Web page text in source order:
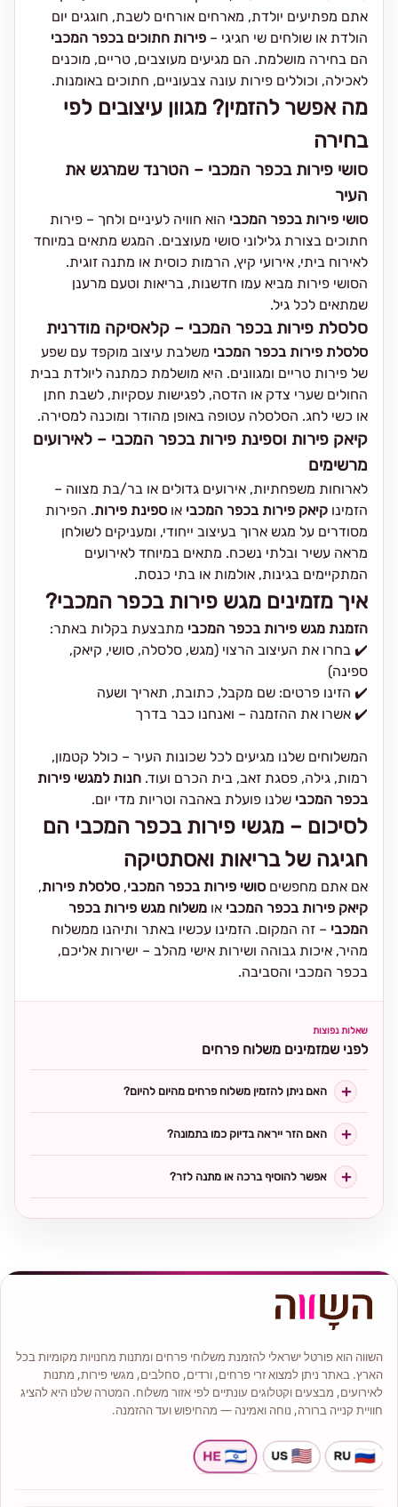
אתם מפתיעים יולדת, מארחים אורחים לשבת, חוגגים יום
הולדת או שולחים שי חגיגי – פירות חתוכים בכפר המכבי
הם בחירה מושלמת. הם מגיעים מעוצבים, טריים, מוכנים
לאכילה, וכוללים פירות עונה צבעוניים, חתוכים באומנות.
מה אפשר להזמין? מגוון עיצובים לפי
בחירה
סושי פירות בכפר המכבי – הטרנד שמרגש את
העיר
סושי פירות בכפר המכבי הוא חוויה לעיניים ולחך – פירות
חתוכים בצורת גלילוני סושי מעוצבים. המגש מתאים במיוחד
לאירוח ביתי, אירועי קיץ, הרמות כוסית או מתנה זוגית.
הסושי פירות מביא עמו חדשנות, בריאות וטעם מרענן
שמתאים לכל גיל.
סלסלת פירות בכפר המכבי – קלאסיקה מודרנית
סלסלת פירות בכפר המכבי משלבת עיצוב מוקפד עם שפע
של פירות טריים ומגוונים. היא מושלמת כמתנה ליולדת בבית
החולים שערי צדק או הדסה, לפגישות עסקיות, לשבת חתן
או כשי לחג. הסלסלה עטופה באופן מהודר ומוכנה למסירה.
קיאק פירות וספינת פירות בכפר המכבי – לאירועים
מרשימים
לארוחות משפחתיות, אירועים גדולים או בר/בת מצווה –
הזמינו קיאק פירות בכפר המכבי או ספינת פירות. הפירות
מסודרים על מגש ארוך בעיצוב ייחודי, ומעניקים לשולחן
מראה עשיר ובלתי נשכח. מתאים במיוחד לאירועים
המתקיימים בגינות, אולמות או בתי כנסת.
איך מזמינים מגש פירות בכפר המכבי?
הזמנת מגש פירות בכפר המכבי מתבצעת בקלות באתר:
✔️ בחרו את העיצוב הרצוי (מגש, סלסלה, סושי, קיאק,
ספינה)
✔️ הזינו פרטים: שם מקבל, כתובת, תאריך ושעה
✔️ אשרו את ההזמנה – ואנחנו כבר בדרך
המשלוחים שלנו מגיעים לכל שכונות העיר – כולל קטמון,
רמות, גילה, פסגת זאב, בית הכרם ועוד. חנות למגשי פירות
בכפר המכבי שלנו פועלת באהבה וטריות מדי יום.
לסיכום – מגשי פירות בכפר המכבי הם
חגיגה של בריאות ואסתטיקה
אם אתם מחפשים סושי פירות בכפר המכבי, סלסלת פירות,
קיאק פירות בכפר המכבי או משלוח מגש פירות בכפר
המכבי – זה המקום. הזמינו עכשיו באתר ותיהנו ממשלוח
מהיר, איכות גבוהה ושירות אישי מהלב – ישירות אליכם,
בכפר המכבי והסביבה.
שאלות נפוצות
לפני שמזמינים משלוח פרחים
האם ניתן להזמין משלוח פרחים מהיום להיום?
האם הזר ייראה בדיוק כמו בתמונה?
אפשר להוסיף ברכה או מתנה לזר?
השווה הוא פורטל ישראלי להזמנת משלוחי פרחים ומתנות מחנויות מקומיות בכל
הארץ. באתר ניתן למצוא זרי פרחים, ורדים, סחלבים, מגשי פירות, מתנות
לאירועים, מבצעים וקטלוגים עונתיים לפי אזור משלוח. המטרה שלנו היא להציג
חוויית קנייה ברורה, נוחה ואמינה — מהחיפוש ועד ההזמנה.